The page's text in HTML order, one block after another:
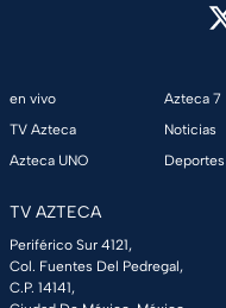
en vivo
TV Azteca
Azteca UNO
Azteca 7
Noticias
Deportes
TV AZTECA
Periférico Sur 4121,
Col. Fuentes Del Pedregal,
C.P. 14141,